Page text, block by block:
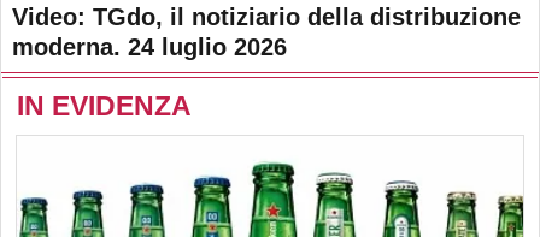
Video: TGdo, il notiziario della distribuzione
moderna. 24 luglio 2026
IN EVIDENZA